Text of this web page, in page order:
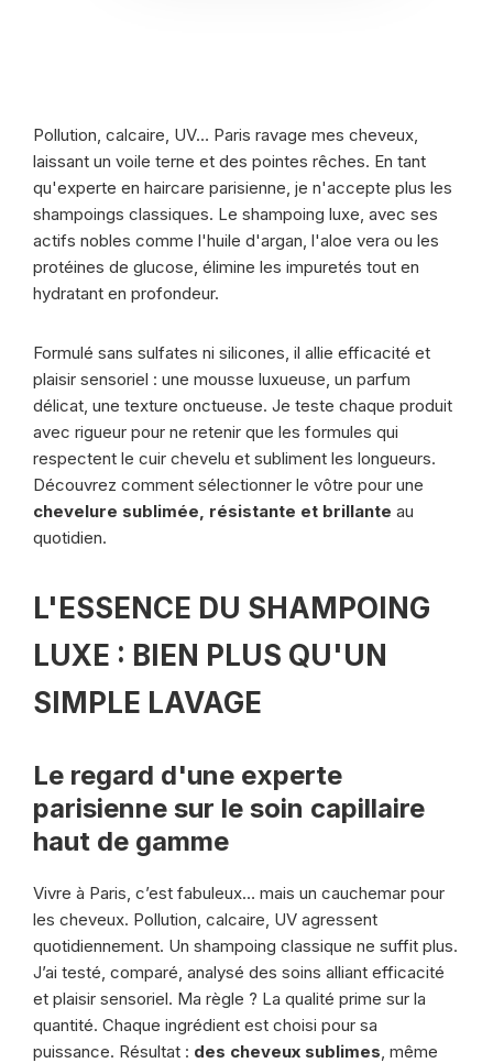
Pollution, calcaire, UV… Paris ravage mes cheveux,
laissant un voile terne et des pointes rêches. En tant
qu'experte en haircare parisienne, je n'accepte plus les
shampoings classiques. Le shampoing luxe, avec ses
actifs nobles comme l'huile d'argan, l'aloe vera ou les
protéines de glucose, élimine les impuretés tout en
hydratant en profondeur.
Formulé sans sulfates ni silicones, il allie efficacité et
plaisir sensoriel : une mousse luxueuse, un parfum
délicat, une texture onctueuse. Je teste chaque produit
avec rigueur pour ne retenir que les formules qui
respectent le cuir chevelu et subliment les longueurs.
Découvrez comment sélectionner le vôtre pour une
chevelure sublimée, résistante et brillante au
quotidien.
L'ESSENCE DU SHAMPOING
LUXE : BIEN PLUS QU'UN
SIMPLE LAVAGE
Le regard d'une experte
parisienne sur le soin capillaire
haut de gamme
Vivre à Paris, c’est fabuleux… mais un cauchemar pour
les cheveux. Pollution, calcaire, UV agressent
quotidiennement. Un shampoing classique ne suffit plus.
J’ai testé, comparé, analysé des soins alliant efficacité
et plaisir sensoriel. Ma règle ? La qualité prime sur la
quantité. Chaque ingrédient est choisi pour sa
puissance. Résultat : des cheveux sublimes, même